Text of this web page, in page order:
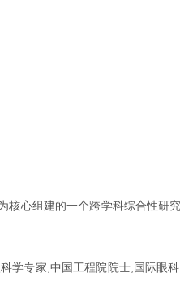
心组建的一个跨学科综合性
学专家,中国工程院院士,国际